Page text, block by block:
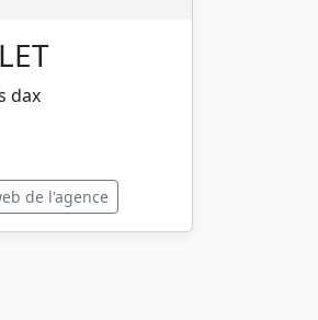
dax
de l'agence